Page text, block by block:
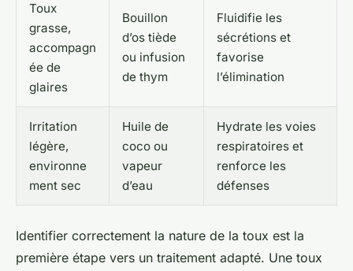
Toux
grasse,
accompagn
ée de
glaires
Bouillon
d’os tiède
ou infusion
de thym
Fluidifie les
sécrétions et
favorise
l’élimination
Irritation
légère,
environne
ment sec
Huile de
coco ou
vapeur
d’eau
Hydrate les voies
respiratoires et
renforce les
défenses
Identifier correctement la nature de la toux est la
première étape vers un traitement adapté. Une toux